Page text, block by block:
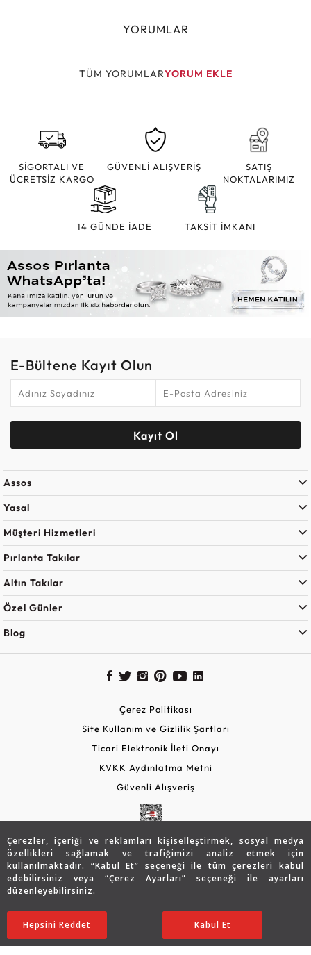
Çerezler, içeriği ve reklamları kişiselleştirmek, sosyal medya
özellikleri sağlamak ve trafiğimizi analiz etmek için
kullanılmaktadır. “Kabul Et” seçeneği ile tüm çerezleri kabul
edebilirsiniz veya “Çerez Ayarları” seçeneği ile ayarları
düzenleyebilirsiniz.
Ayarları Düzenle
Hepsini Reddet Kabul Et
77.421 TL
54.195TL SATIN ALIN
YORUMLAR
TÜM YORUMLARYORUM EKLE
SİGORTALI VE
ÜCRETSİZ KARGO
GÜVENLİ ALIŞVERİŞ
SATIŞ
NOKTALARIMIZ
14 GÜNDE İADE TAKSİT İMKANI
E-Bültene Kayıt Olun
Kayıt Ol
Assos
Yasal
Müşteri Hizmetleri
Pırlanta Takılar
Altın Takılar
Özel Günler
Blog
Çerez Politikası
Site Kullanım ve Gizlilik Şartları
Ticari Elektronik İleti Onayı
KVKK Aydınlatma Metni
Güvenli Alışveriş
Copyright © 2026 Assos Pırlanta - Bu sitenin tüm hakları